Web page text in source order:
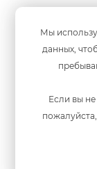
Мы
данных,
Если вы
© ООО